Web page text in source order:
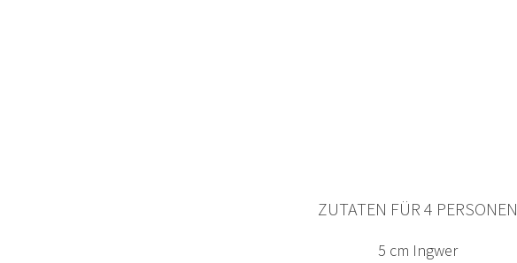
ZUTATEN FÜR 4 PERSONEN
5 cm Ingwer